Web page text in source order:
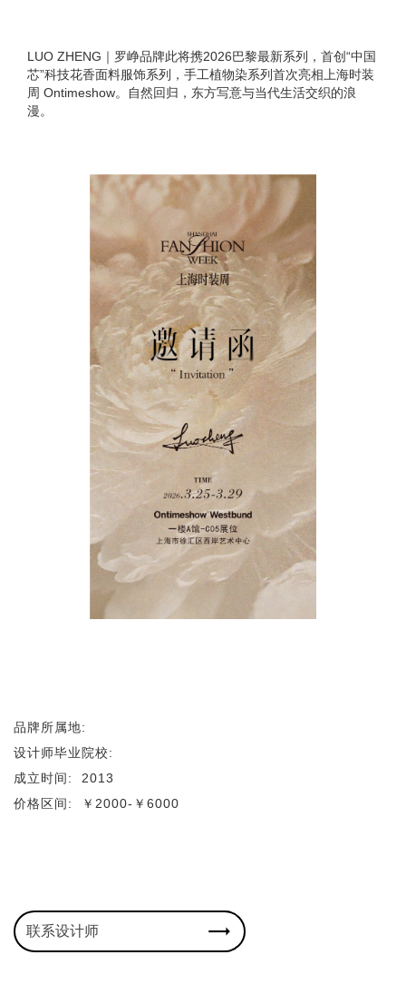
LUO ZHENG｜罗峥品牌此将携2026巴黎最新系列，首创“中国
芯”科技花香面料服饰系列，手工植物染系列首次亮相上海时装
周 Ontimeshow。自然回归，东方写意与当代生活交织的浪
漫。
品牌所属地:
设计师毕业院校:
成立时间:
2013
价格区间:
￥2000-￥6000
联系设计师